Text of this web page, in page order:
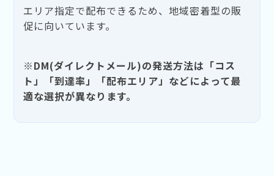
エリア指定で配布できるため、地域密着型の販
促に向いています。
※DM(ダイレクトメール)の発送方法は「コス
ト」「到達率」「配布エリア」などによって最
適な選択が異なります。